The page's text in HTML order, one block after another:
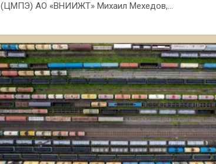
(ЦМПЭ) АО «ВНИИЖТ» Михаил Мехедов,…